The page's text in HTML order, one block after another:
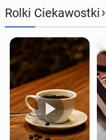
Rolki Ciekawostki›